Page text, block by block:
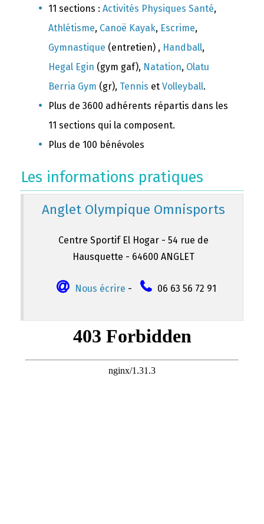
11 sections : Activités Physiques Santé,
Athlétisme, Canoë Kayak, Escrime,
Gymnastique (entretien) , Handball,
Hegal Egin (gym gaf), Natation, Olatu
Berria Gym (gr), Tennis et Volleyball.
Plus de 3600 adhérents répartis dans les
11 sections qui la composent.
Plus de 100 bénévoles
Les informations pratiques
Anglet Olympique Omnisports
Centre Sportif El Hogar - 54 rue de
Hausquette - 64600 ANGLET
Nous écrire - 06 63 56 72 91